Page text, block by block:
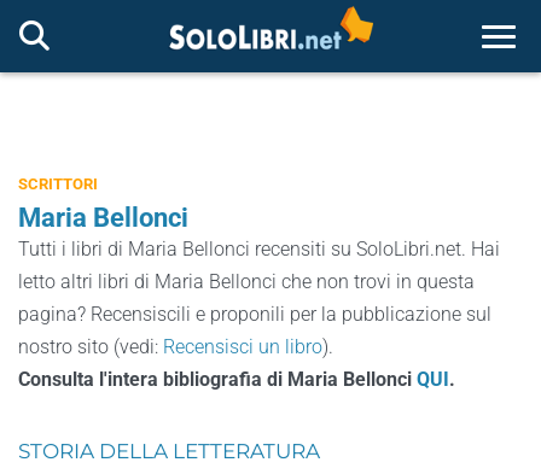
SCRITTORI
Maria Bellonci
Tutti i libri di Maria Bellonci recensiti su SoloLibri.net. Hai
letto altri libri di Maria Bellonci che non trovi in questa
pagina? Recensiscili e proponili per la pubblicazione sul
nostro sito (vedi: Recensisci un libro).
Consulta l'intera bibliografia di Maria Bellonci QUI.
STORIA DELLA LETTERATURA